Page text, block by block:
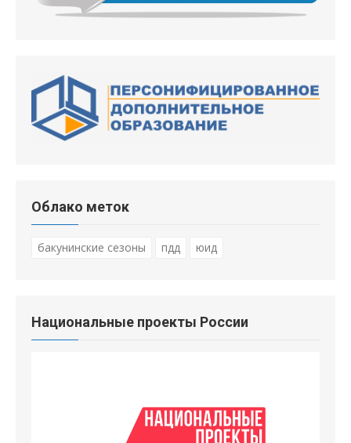
Облако меток
бакунинские сезоны пдд юид
Национальные проекты России